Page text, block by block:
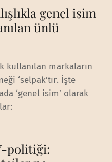
genel isim
ünlü
kullanılan markaların
‘selpak’tır. İşte
‘genel isim’ olarak
politiği: